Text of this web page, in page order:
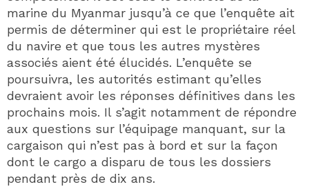
marine du Myanmar jusqu’à ce que l’enquête ait
permis de déterminer qui est le propriétaire réel
du navire et que tous les autres mystères
associés aient été élucidés. L’enquête se
poursuivra, les autorités estimant qu’elles
devraient avoir les réponses définitives dans les
prochains mois. Il s’agit notamment de répondre
aux questions sur l’équipage manquant, sur la
cargaison qui n’est pas à bord et sur la façon
dont le cargo a disparu de tous les dossiers
pendant près de dix ans.